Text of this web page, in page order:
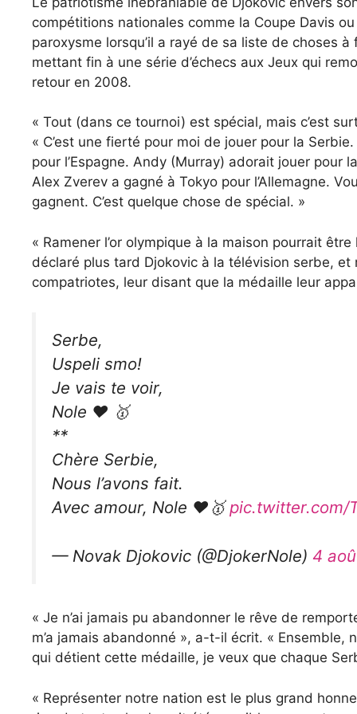
compétitions nationales comme la Coupe Davis
paroxysme lorsqu’il a rayé de sa liste de choses
mettant fin à une série d’échecs aux Jeux qui
retour en 2008.
« Tout (dans ce tournoi) est spécial, mais c’est
« C’est une fierté pour moi de jouer pour la
pour l’Espagne. Andy (Murray) adorait jouer pour
Alex Zverev a gagné à Tokyo pour l’Allemagne.
gagnent. C’est quelque chose de spécial. »
« Ramener l’or olympique à la maison pourrait
déclaré plus tard Djokovic à la télévision serbe,
compatriotes, leur disant que la médaille leur
Serbe,
Uspeli smo!
Je vais te voir,
Nole ❤️ 🥇
**
Chère Serbie,
Nous l’avons fait.
Avec amour, Nole ❤️🥇pic.twitter.com/
— Novak Djokovic (@DjokerNole) 4
« Je n’ai jamais pu abandonner le rêve de
m’a jamais abandonné », a-t-il écrit. « Ensemble,
qui détient cette médaille, je veux que chaque
« Représenter notre nation est le plus grand